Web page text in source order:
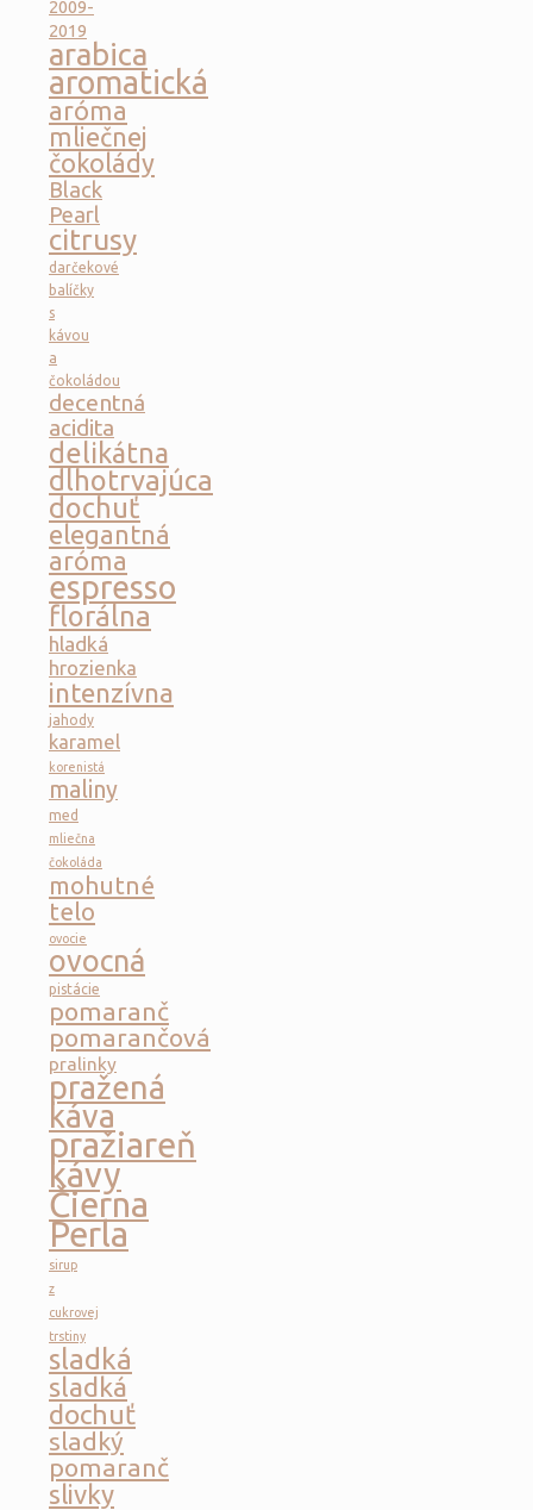
2009-
2019
arabica
aromatická
aróma
mliečnej
čokolády
Black
Pearl
citrusy
darčekové
balíčky
s
kávou
a
čokoládou
decentná
acidita
delikátna
dlhotrvajúca
dochuť
elegantná
aróma
espresso
florálna
hladká
hrozienka
intenzívna
jahody
karamel
korenistá
maliny
med
mliečna
čokoláda
mohutné
telo
ovocie
ovocná
pistácie
pomaranč
pomarančová
pralinky
pražená
káva
pražiareň
kávy
Čierna
Perla
sirup
z
cukrovej
trstiny
sladká
sladká
dochuť
sladký
pomaranč
slivky